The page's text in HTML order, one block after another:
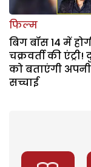
फिल्म
बिग बॉस 14 में
चक्रवर्ती की एंट्री!
को बताएंगी अपनी
सच्चाई